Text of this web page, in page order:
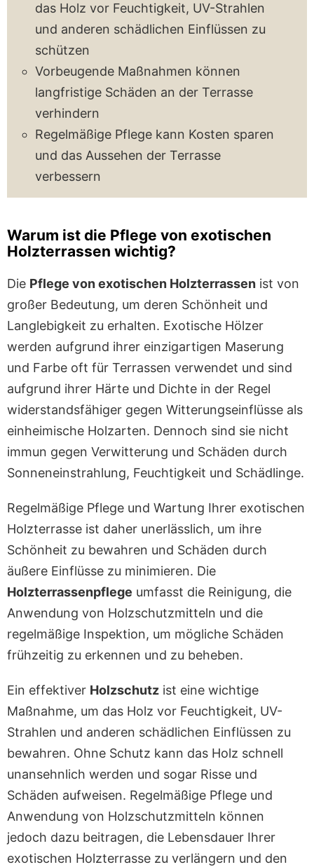
das Holz vor Feuchtigkeit, UV-Strahlen
und anderen schädlichen Einflüssen zu
schützen
Vorbeugende Maßnahmen können
langfristige Schäden an der Terrasse
verhindern
Regelmäßige Pflege kann Kosten sparen
und das Aussehen der Terrasse
verbessern
Warum ist die Pflege von exotischen
Holzterrassen wichtig?
Die Pflege von exotischen Holzterrassen ist von
großer Bedeutung, um deren Schönheit und
Langlebigkeit zu erhalten. Exotische Hölzer
werden aufgrund ihrer einzigartigen Maserung
und Farbe oft für Terrassen verwendet und sind
aufgrund ihrer Härte und Dichte in der Regel
widerstandsfähiger gegen Witterungseinflüsse als
einheimische Holzarten. Dennoch sind sie nicht
immun gegen Verwitterung und Schäden durch
Sonneneinstrahlung, Feuchtigkeit und Schädlinge.
Regelmäßige Pflege und Wartung Ihrer exotischen
Holzterrasse ist daher unerlässlich, um ihre
Schönheit zu bewahren und Schäden durch
äußere Einflüsse zu minimieren. Die
Holzterrassenpflege umfasst die Reinigung, die
Anwendung von Holzschutzmitteln und die
regelmäßige Inspektion, um mögliche Schäden
frühzeitig zu erkennen und zu beheben.
Ein effektiver Holzschutz ist eine wichtige
Maßnahme, um das Holz vor Feuchtigkeit, UV-
Strahlen und anderen schädlichen Einflüssen zu
bewahren. Ohne Schutz kann das Holz schnell
unansehnlich werden und sogar Risse und
Schäden aufweisen. Regelmäßige Pflege und
Anwendung von Holzschutzmitteln können
jedoch dazu beitragen, die Lebensdauer Ihrer
exotischen Holzterrasse zu verlängern und den